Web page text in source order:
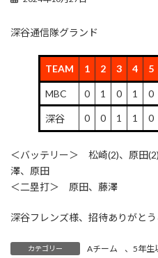
深谷通信隊グランド
TEAM 1 2 3 4 5
MBC 0 1 0 1 0
深谷 0 0 1 1 0
＜バッテリー＞ 松崎(2)、原田
澤、原田
＜二塁打＞ 原田、藤澤
深谷フレンズ様、招待ありがとう
カテゴリー Aチーム 、 5年生